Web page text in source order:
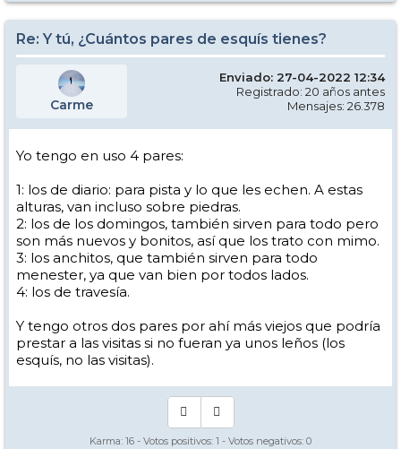
Re: Y tú, ¿Cuántos pares de esquís tienes?
Carme
Enviado: 27-04-2022 12:34
Registrado: 20 años antes
Mensajes: 26.378
Yo tengo en uso 4 pares:
1: los de diario: para pista y lo que les echen. A estas
alturas, van incluso sobre piedras.
2: los de los domingos, también sirven para todo pero
son más nuevos y bonitos, así que los trato con mimo.
3: los anchitos, que también sirven para todo
menester, ya que van bien por todos lados.
4: los de travesía.
Y tengo otros dos pares por ahí más viejos que podría
prestar a las visitas si no fueran ya unos leños (los
esquís, no las visitas).
Karma: 16 - Votos positivos: 1 - Votos negativos: 0